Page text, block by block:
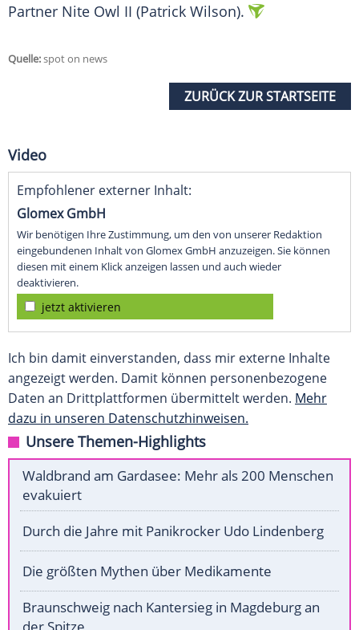
Partner Nite Owl II (Patrick Wilson).
Quelle:spot on news
ZURÜCK ZUR STARTSEITE
Video
Empfohlener externer Inhalt:
Glomex GmbH
Wir benötigen Ihre Zustimmung, um den von unserer Redaktion
eingebundenen Inhalt von Glomex GmbH anzuzeigen. Sie können
diesen mit einem Klick anzeigen lassen und auch wieder
deaktivieren.
jetzt aktivieren
Ich bin damit einverstanden, dass mir externe Inhalte
angezeigt werden. Damit können personenbezogene
Daten an Drittplattformen übermittelt werden. Mehr
dazu in unseren Datenschutzhinweisen.
Unsere Themen-Highlights
Waldbrand am Gardasee: Mehr als 200 Menschen
evakuiert
Durch die Jahre mit Panikrocker Udo Lindenberg
Die größten Mythen über Medikamente
Braunschweig nach Kantersieg in Magdeburg an